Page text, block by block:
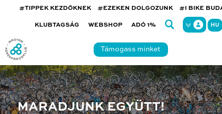
#TIPPEK KEZDŐKNEK #EZEKEN DOLGOZUNK #I BIKE
KLUBTAGSÁG WEBSHOP ADÓ 1% HU
Támogass minket
MARADJUNK EGYÜTT!